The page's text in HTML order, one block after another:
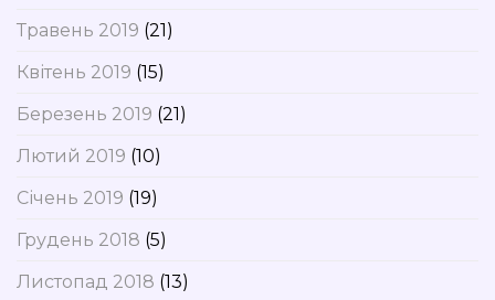
Травень 2019 (21)
Квітень 2019 (15)
Березень 2019 (21)
Лютий 2019 (10)
Січень 2019 (19)
Грудень 2018 (5)
Листопад 2018 (13)